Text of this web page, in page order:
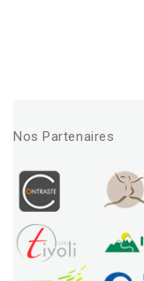
Nos Partenaires